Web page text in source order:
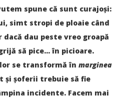
spune că sunt curajoși:
simt stropi de ploaie când
dau peste vreo groapă
să pice… în picioare.
se transformă în marginea
și șoferii trebuie să fie
incidente. Facem mai